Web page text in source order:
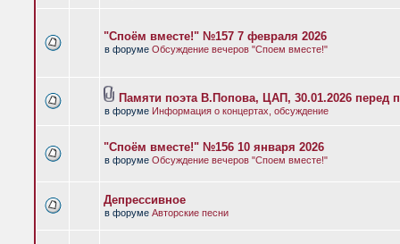
"Споём вместе!" №157 7 февраля 2026
в форуме Обсуждение вечеров "Споем вместе!"
Памяти поэта В.Попова, ЦАП, 30.01.2026 перед
в форуме Информация о концертах, обсуждение
"Споём вместе!" №156 10 января 2026
в форуме Обсуждение вечеров "Споем вместе!"
Депрессивное
в форуме Авторские песни